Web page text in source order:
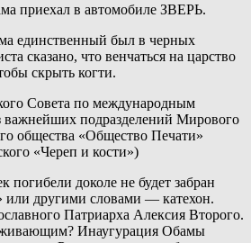
приехал в автомобиле ЗВЕРЬ.
единственный был в черных
сказано, что венчаться на царство
скрыть когти.
Совета по международным
важнейших подразделений Мирового
общества «Общество Печати»
«Череп и кости»)
погибели доколе не будет забран
другими словами — катехон.
Патриарха Алексия Второго.
Инаугурация Обамы